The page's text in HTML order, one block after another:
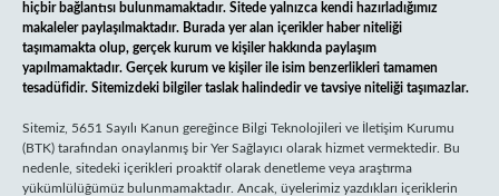
hiçbir bağlantısı bulunmamaktadır. Sitede yalnızca kendi hazırladığımız
makaleler paylaşılmaktadır. Burada yer alan içerikler haber niteliği
taşımamakta olup, gerçek kurum ve kişiler hakkında paylaşım
yapılmamaktadır. Gerçek kurum ve kişiler ile isim benzerlikleri tamamen
tesadüfidir. Sitemizdeki bilgiler taslak halindedir ve tavsiye niteliği taşımazlar.
Sitemiz, 5651 Sayılı Kanun gereğince Bilgi Teknolojileri ve İletişim Kurumu
(BTK) tarafından onaylanmış bir Yer Sağlayıcı olarak hizmet vermektedir. Bu
nedenle, sitedeki içerikleri proaktif olarak denetleme veya araştırma
yükümlülüğümüz bulunmamaktadır. Ancak, üyelerimiz yazdıkları içeriklerin